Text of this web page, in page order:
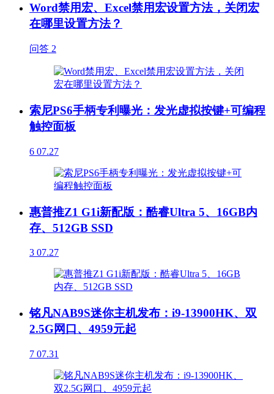
Word禁用宏、Excel禁用宏设置方法，关闭宏
在哪里设置方法？
问答 2
索尼PS6手柄专利曝光：发光虚拟按键+可编程
触控面板
6 07.27
惠普推Z1 G1i新配版：酷睿Ultra 5、16GB内
存、512GB SSD
3 07.27
铭凡NAB9S迷你主机发布：i9-13900HK、双
2.5G网口、4959元起
7 07.31